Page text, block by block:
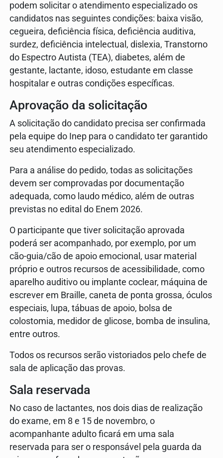
podem solicitar o atendimento especializado os
candidatos nas seguintes condições: baixa visão,
cegueira, deficiência física, deficiência auditiva,
surdez, deficiência intelectual, dislexia, Transtorno
do Espectro Autista (TEA), diabetes, além de
gestante, lactante, idoso, estudante em classe
hospitalar e outras condições específicas.
Aprovação da solicitação
A solicitação do candidato precisa ser confirmada
pela equipe do Inep para o candidato ter garantido
seu atendimento especializado.
Para a análise do pedido, todas as solicitações
devem ser comprovadas por documentação
adequada, como laudo médico, além de outras
previstas no edital do Enem 2026.
O participante que tiver solicitação aprovada
poderá ser acompanhado, por exemplo, por um
cão-guia/cão de apoio emocional, usar material
próprio e outros recursos de acessibilidade, como
aparelho auditivo ou implante coclear, máquina de
escrever em Braille, caneta de ponta grossa, óculos
especiais, lupa, tábuas de apoio, bolsa de
colostomia, medidor de glicose, bomba de insulina,
entre outros.
Todos os recursos serão vistoriados pelo chefe de
sala de aplicação das provas.
Sala reservada
No caso de lactantes, nos dois dias de realização
do exame, em 8 e 15 de novembro, o
acompanhante adulto ficará em uma sala
reservada para ser o responsável pela guarda da